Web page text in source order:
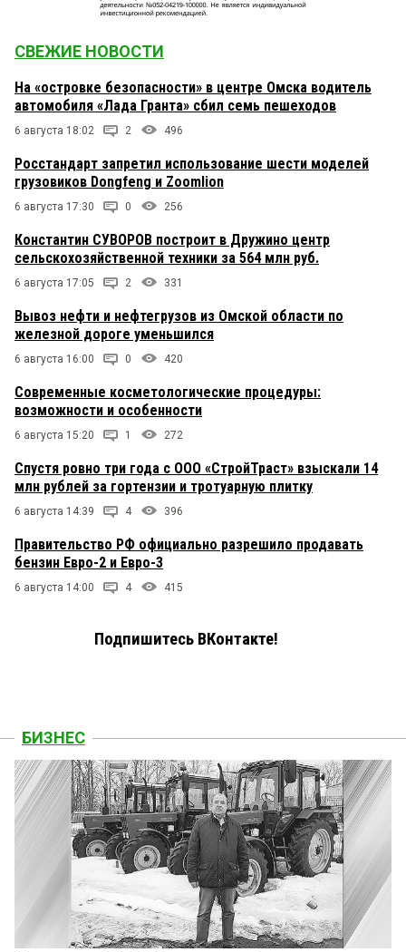
СВЕЖИЕ НОВОСТИ
На «островке безопасности» в центре Омска водитель
автомобиля «Лада Гранта» сбил семь пешеходов
6 августа 18:02 2 496
Росстандарт запретил использование шести моделей
грузовиков Dongfeng и Zoomlion
6 августа 17:30 0 256
Константин СУВОРОВ построит в Дружино центр
сельскохозяйственной техники за 564 млн руб.
6 августа 17:05 2 331
Вывоз нефти и нефтегрузов из Омской области по
железной дороге уменьшился
6 августа 16:00 0 420
Современные косметологические процедуры:
возможности и особенности
6 августа 15:20 1 272
Спустя ровно три года с ООО «СтройТраст» взыскали 14
млн рублей за гортензии и тротуарную плитку
6 августа 14:39 4 396
Правительство РФ официально разрешило продавать
бензин Евро-2 и Евро-3
6 августа 14:00 4 415
Подпишитесь ВКонтакте!
БИЗНЕС